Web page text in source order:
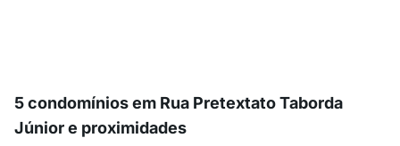
5 condomínios em Rua Pretextato Taborda
Júnior e proximidades